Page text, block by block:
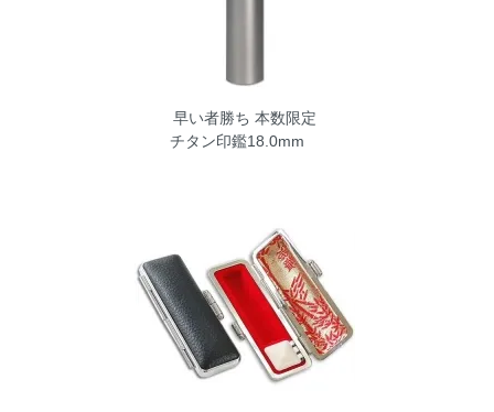
早い者勝ち 本数限定
チタン印鑑18.0mm